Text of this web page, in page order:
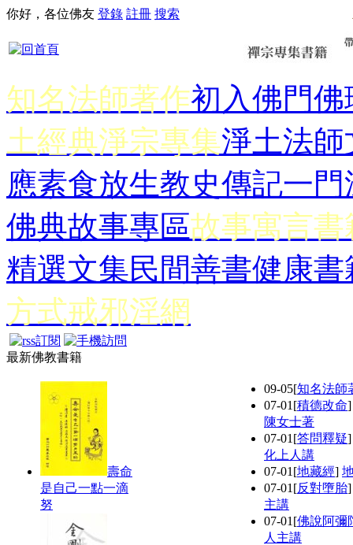
你好，各位佛友 登錄 註冊 搜索
知名法師著作初入佛門佛
土經典淨宗專集淨土法師
應素食放生教史傳記一門
佛典故事專區故事寓言書
精選文集民間善書健康書
方式戒邪淫網
最新佛教書籍
壽命
是自己一點一滴
努
09-05[知名法師
07-01 [積德改命
陳女士著
07-01 [答問釋疑
化上人講
07-01 [地藏經]
07-01 [反對墮胎
主講
07-01 [佛說阿彌
人主講